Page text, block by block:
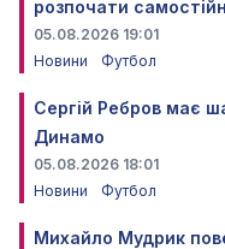
розпочати
05.08.2026 19:01
Новини
Футбол
Сергій Ребров має
Динамо
05.08.2026 18:01
Новини
Футбол
Михайло Мудрик